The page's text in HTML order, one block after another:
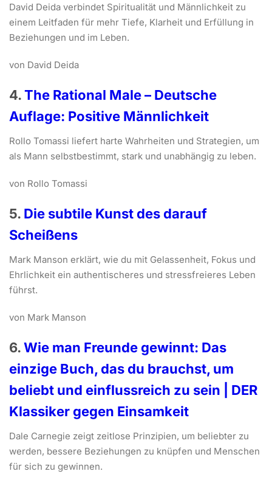
David Deida verbindet Spiritualität und Männlichkeit zu
einem Leitfaden für mehr Tiefe, Klarheit und Erfüllung in
Beziehungen und im Leben.
von David Deida
4.The Rational Male – Deutsche
Auflage: Positive Männlichkeit
Rollo Tomassi liefert harte Wahrheiten und Strategien, um
als Mann selbstbestimmt, stark und unabhängig zu leben.
von Rollo Tomassi
5. Die subtile Kunst des darauf
Scheißens
Mark Manson erklärt, wie du mit Gelassenheit, Fokus und
Ehrlichkeit ein authentischeres und stressfreieres Leben
führst.
von Mark Manson
6.Wie man Freunde gewinnt: Das
einzige Buch, das du brauchst, um
beliebt und einflussreich zu sein | DER
Klassiker gegen Einsamkeit
Dale Carnegie zeigt zeitlose Prinzipien, um beliebter zu
werden, bessere Beziehungen zu knüpfen und Menschen
für sich zu gewinnen.